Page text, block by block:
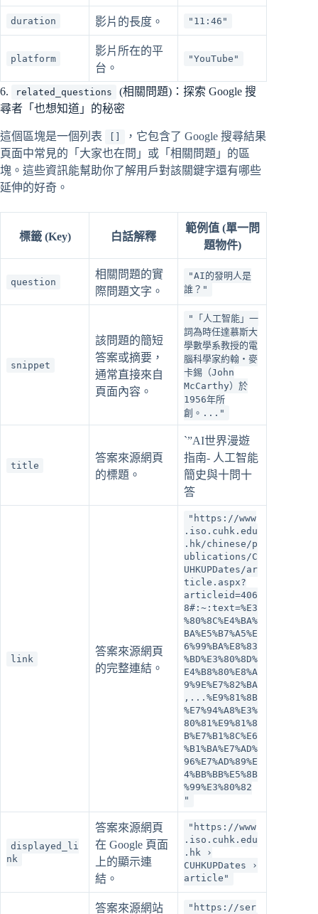
duration 影片的長度。 "11:46"
platform
影片所在的平
台。
"YouTube"
6. related_questions
(相關問題)：探索 Google 搜
尋者「也想知道」的秘密
這個區塊是一個列表
，它包含了 Google 搜尋結果
頁面中常見的「大家也在問」或「相關問題」的區
塊。這些資訊能幫助你了解用戶對該關鍵字還有哪些
延伸的好奇。
標籤 (Key) 白話解釋
範例值 (單一問
題物件)
question
相關問題的實
際問題文字。
"AI的發明人是
誰？"
snippet
該問題的簡短
答案或摘要，
通常直接來自
頁面內容。
"「人工智能」一
詞為時任達慕斯大
學數學系教授的電
腦科學家約翰・麥
卡錫（John
McCarthy）於
1956年所
創。..."
title
答案來源網頁
的標題。
`”AI世界漫遊
指南- 人工智能
簡史與十問十
答
link
答案來源網頁
的完整連結。
"https://www
.iso.cuhk.edu
.hk/chinese/p
ublications/C
UHKUPDates/ar
ticle.aspx?
articleid=406
8#:~:text=%E3
%80%8C%E4%BA%
BA%E5%B7%A5%E
6%99%BA%E8%83
%BD%E3%80%8D%
E4%B8%80%E8%A
9%9E%E7%82%BA
,...%E9%81%8B
%E7%94%A8%E3%
80%81%E9%81%8
B%E7%B1%8C%E6
%B1%BA%E7%AD%
96%E7%AD%89%E
4%BB%BB%E5%8B
%99%E3%80%82
"
displayed_li
nk
答案來源網頁
在 Google 頁面
上的顯示連
結。
"https://www
.iso.cuhk.edu
.hk ›
CUHKUPDates ›
article"
答案來源網站 "https://ser